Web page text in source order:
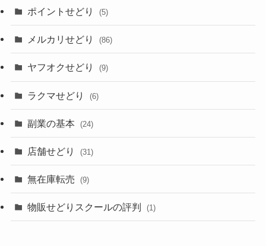
ポイントせどり (5)
メルカリせどり (86)
ヤフオクせどり (9)
ラクマせどり (6)
副業の基本 (24)
店舗せどり (31)
無在庫転売 (9)
物販せどりスクールの評判 (1)